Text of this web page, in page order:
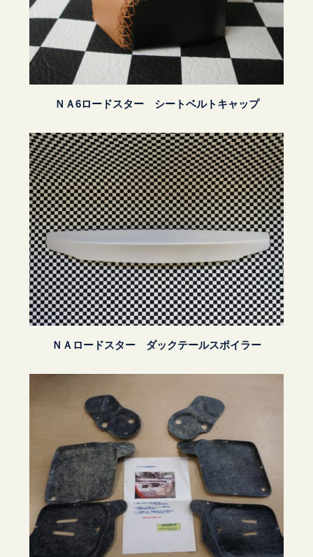
ＮＡ6ロードスター シートベルトキャップ
ＮＡロードスター ダックテールスポイラー